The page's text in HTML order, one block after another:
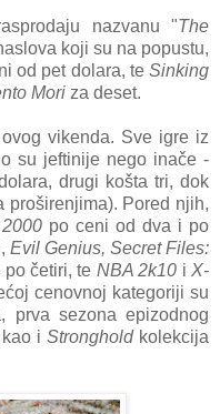
nazvanu "The
koji su na popustu,
od pet dolara, teSinking
Mori za deset.
vikenda. Sve igre iz
su jeftinije nego inače -
drugi košta tri, dok
proširenjima). Pored njih,
po ceni od dva i po
Evil Genius, Secret Files:
četiri, te NBA 2k10 iX-
cenovnoj kategoriji su
sezona epizodnog
i Strongholdkolekcija